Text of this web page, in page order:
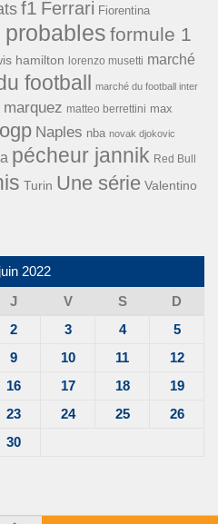
f1 Ferrari Fiorentina
formule 1
hamilton lorenzo musetti marché
football marché du football inter
matteo berrettini max
Naples nba novak djokovic
pécheur jannik Red Bull
Turin Une série Valentino
juin 2022
J V S
D
2 3 4
5
9 10 11
12
16 17 18
19
23 24 25
26
30